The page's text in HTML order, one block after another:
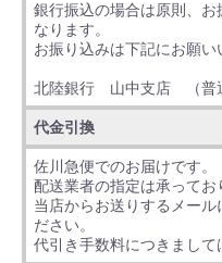
銀行振込の場合は原則、
なります。
お振り込みは下記にお願い
北陸銀行 山中支店 （普
代金引換
佐川急便でのお届けです。
配送業者の指定は承ってお
当店からお送りするメール
ださい。
代引き手数料につきまして